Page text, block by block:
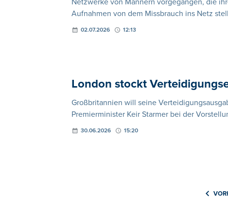
Netzwerke von Männern vorgegangen, die
Aufnahmen von dem Missbrauch ins Netz
02.07.2026 12:13
London stockt
Großbritannien will seine
Premierminister Keir Starmer bei der
30.06.2026 15:20